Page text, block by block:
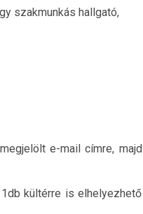
szakmunkás hallgató,
e-mail címre, majd
kültérre is elhelyezhető